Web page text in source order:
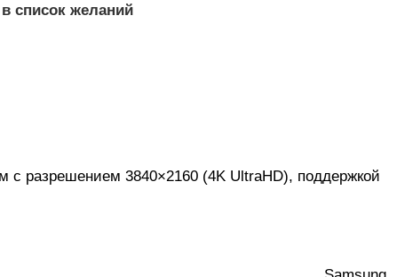
список желаний
с разрешением 3840×2160 (4K UltraHD), поддержкой